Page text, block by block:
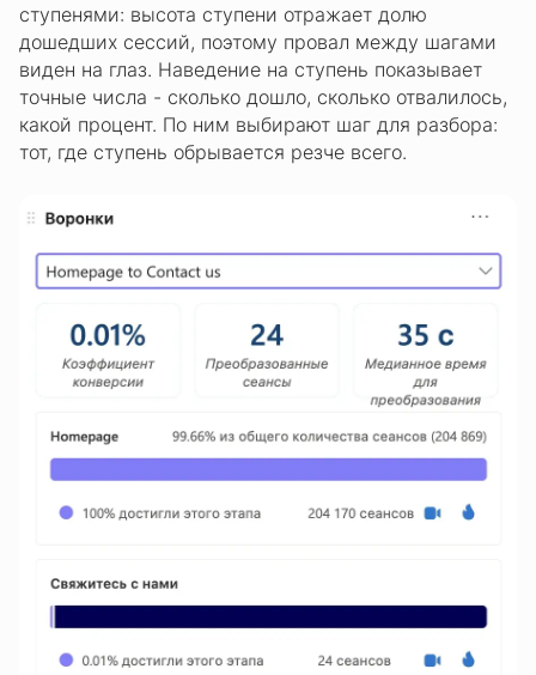
ступенями: высота ступени отражает долю
дошедших сессий, поэтому провал между шагами
виден на глаз. Наведение на ступень показывает
точные числа - сколько дошло, сколько отвалилось,
какой процент. По ним выбирают шаг для разбора:
тот, где ступень обрывается резче всего.